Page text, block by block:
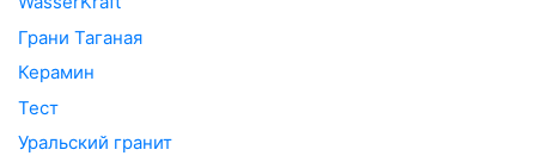
Грани Таганая
Керамин
Тест
Уральский гранит